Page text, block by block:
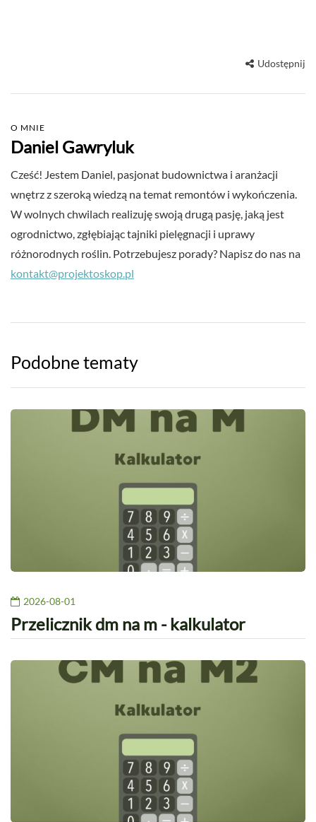
Udostępnij
O MNIE
Daniel Gawryluk
Cześć! Jestem Daniel, pasjonat budownictwa i aranżacji
wnętrz z szeroką wiedzą na temat remontów i wykończenia.
W wolnych chwilach realizuję swoją drugą pasję, jaką jest
ogrodnictwo, zgłębiając tajniki pielęgnacji i uprawy
różnorodnych roślin. Potrzebujesz porady? Napisz do nas na
kontakt@projektoskop.pl
Podobne tematy
2026-08-01
Przelicznik dm na m - kalkulator